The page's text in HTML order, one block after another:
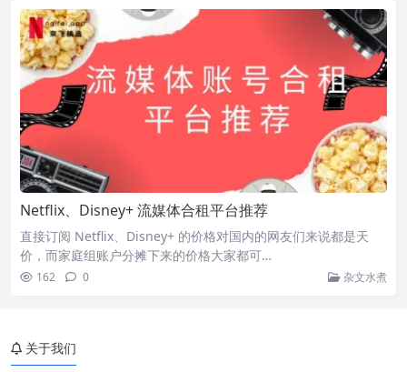
Netflix、Disney+ 流媒体合租平台推荐
直接订阅 Netflix、Disney+ 的价格对国内的网友们来说都是天
价，而家庭组账户分摊下来的价格大家都可…
162 0 杂文水煮
关于我们